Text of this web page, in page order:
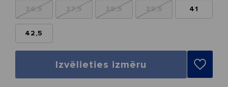
36,5 37,5 38,5 39,5 41
42,5
Izvēlieties izmēru